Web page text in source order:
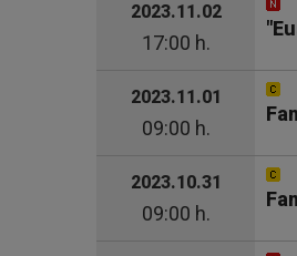
2023.11.02
17:00 h.
2023.11.01
09:00 h.
2023.10.31
09:00 h.